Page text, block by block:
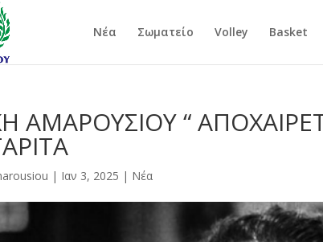
Νέα Σωματείο Volley Basket
ΑΜΑΡΟΥΣΙΟΥ “
| Ιαν 3, 2025 | Νέα